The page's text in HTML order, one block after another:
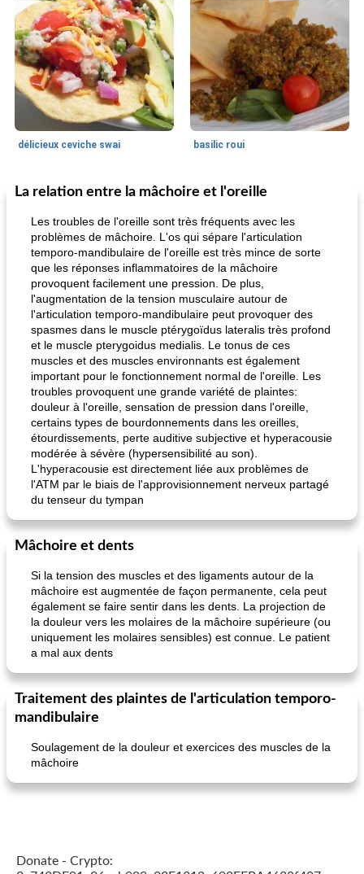
délicieux ceviche swai basilic roui
65min
Déjeuner / Snacks
pois chiches rôtis aux épices amandes au cheddar rôti
La relation entre la mâchoire et l'oreille
Les troubles de l'oreille sont très fréquents avec les
problèmes de mâchoire. L'os qui sépare l'articulation
temporo-mandibulaire de l'oreille est très mince de sorte
que les réponses inflammatoires de la mâchoire
provoquent facilement une pression. De plus,
l'augmentation de la tension musculaire autour de
l'articulation temporo-mandibulaire peut provoquer des
spasmes dans le muscle ptérygoïdus lateralis très profond
et le muscle pterygoidus medialis. Le tonus de ces
muscles et des muscles environnants est également
important pour le fonctionnement normal de l'oreille. Les
troubles provoquent une grande variété de plaintes:
douleur à l'oreille, sensation de pression dans l'oreille,
certains types de bourdonnements dans les oreilles,
étourdissements, perte auditive subjective et hyperacousie
modérée à sévère (hypersensibilité au son).
L'hyperacousie est directement liée aux problèmes de
l'ATM par le biais de l'approvisionnement nerveux partagé
du tenseur du tympan
Mâchoire et dents
Si la tension des muscles et des ligaments autour de la
mâchoire est augmentée de façon permanente, cela peut
également se faire sentir dans les dents. La projection de
la douleur vers les molaires de la mâchoire supérieure (ou
uniquement les molaires sensibles) est connue. Le patient
a mal aux dents
Traitement des plaintes de l'articulation temporo-
mandibulaire
Soulagement de la douleur et exercices des muscles de la
mâchoire
Donate - Crypto: